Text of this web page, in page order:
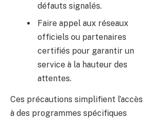
défauts signalés.
Faire appel aux réseaux
officiels ou partenaires
certifiés pour garantir un
service à la hauteur des
attentes.
Ces précautions simplifient l’accès
à des programmes spécifiques